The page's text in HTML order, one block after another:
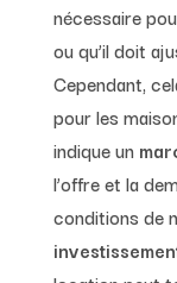
nécessaire
ou qu’il doit
Cependant,
pour les
indique un
l’offre et la
conditions de